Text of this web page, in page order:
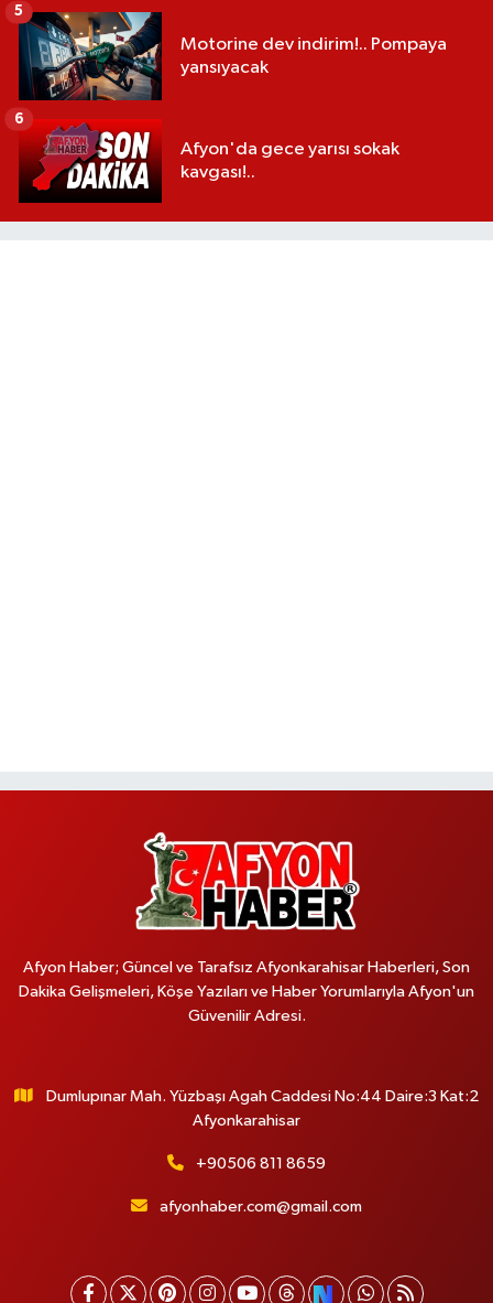
Motorine dev indirim!.. Pompaya
yansıyacak
5
Afyon'da gece yarısı sokak
kavgası!..
6
Afyon Haber; Güncel ve Tarafsız Afyonkarahisar Haberleri, Son
Dakika Gelişmeleri, Köşe Yazıları ve Haber Yorumlarıyla Afyon'un
Güvenilir Adresi.
Dumlupınar Mah. Yüzbaşı Agah Caddesi No:44 Daire:3 Kat:2
Afyonkarahisar
+90506 811 8659
afyonhaber.com@gmail.com